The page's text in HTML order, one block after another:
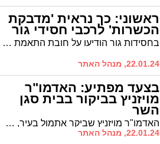
ראשוני: כך נראית 'מדבקת
הכשרות' לרכבי חסידי גור
בחסידות גור הודיעו על חובת התאמת מכשירי הניווט והמולטימדיה של הרכבים לתקנות הכשרות. רכבים שיעמדו בתקנות יזכו לסימון מיוחד בדומה למדבקת ה'טסט'
22.01.24, מנהל האתר
בצעד מפתיע: האדמו"ר
מויזניץ בביקור בבית סגן
השר
האדמו"ר מויזניץ שביקר אתמול בעיר, הפתיע לפתע את סגן השר הרב טסלר כשפנה לבקר בביתו. בביקור נכח גם חבר מועצת העיר הרב שמואל שוק
22.01.24, מנהל האתר